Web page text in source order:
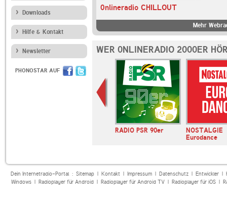
Downloads
Hilfe & Kontakt
Newsletter
PHONOSTAR AUF
0nlineradio CHILLOUT
Mehr
WER 0NLINERADIO 2000ER
RADIO PSR 90er
NOSTALGIE
Eurodance
Dein Internetradio-Portal : Sitemap| Kontakt| Impressum| Datenschutz| Entwickler|
Windows| Radioplayer für Android| Radioplayer für Android TV| Radioplayer für iOS|